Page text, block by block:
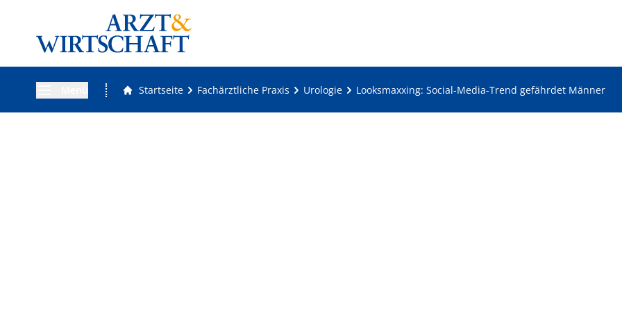
Startseite Fachärztliche Praxis Urologie Looksmaxxing: Social-Media-Trend gefährdet Männer